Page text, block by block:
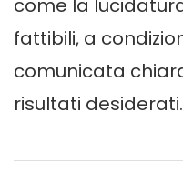
come la
fattibili, a
comunicata
risultati desiderati.